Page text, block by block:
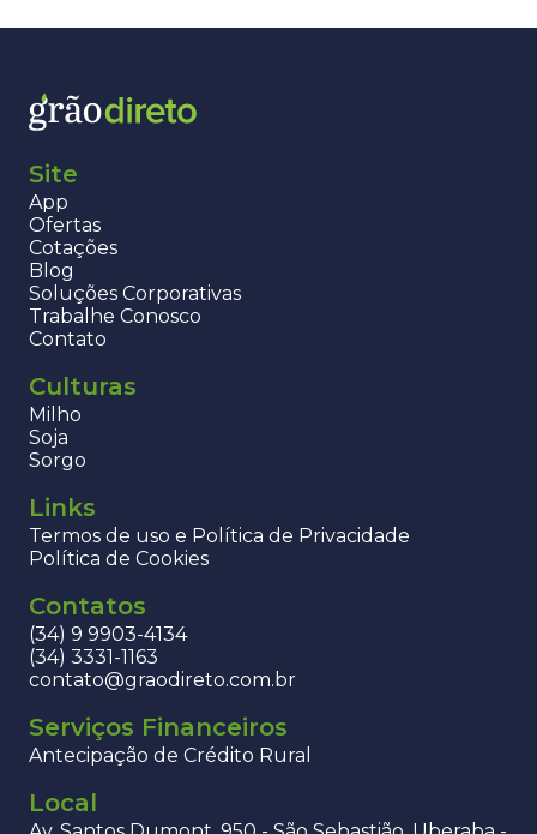
Site
App
Ofertas
Cotações
Blog
Soluções Corporativas
Trabalhe Conosco
Contato
Culturas
Milho
Soja
Sorgo
Links
Termos de uso e Política de Privacidade
Política de Cookies
Contatos
(34) 9 9903-4134
(34) 3331-1163
contato@graodireto.com.br
Serviços Financeiros
Antecipação de Crédito Rural
Local